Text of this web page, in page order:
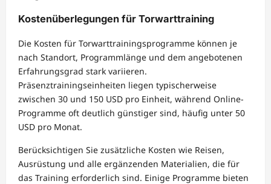
Kostenüberlegungen für Torwarttraining
Die Kosten für Torwarttrainingsprogramme können je
nach Standort, Programmlänge und dem angebotenen
Erfahrungsgrad stark variieren.
Präsenztrainingseinheiten liegen typischerweise
zwischen 30 und 150 USD pro Einheit, während Online-
Programme oft deutlich günstiger sind, häufig unter 50
USD pro Monat.
Berücksichtigen Sie zusätzliche Kosten wie Reisen,
Ausrüstung und alle ergänzenden Materialien, die für
das Training erforderlich sind. Einige Programme bieten